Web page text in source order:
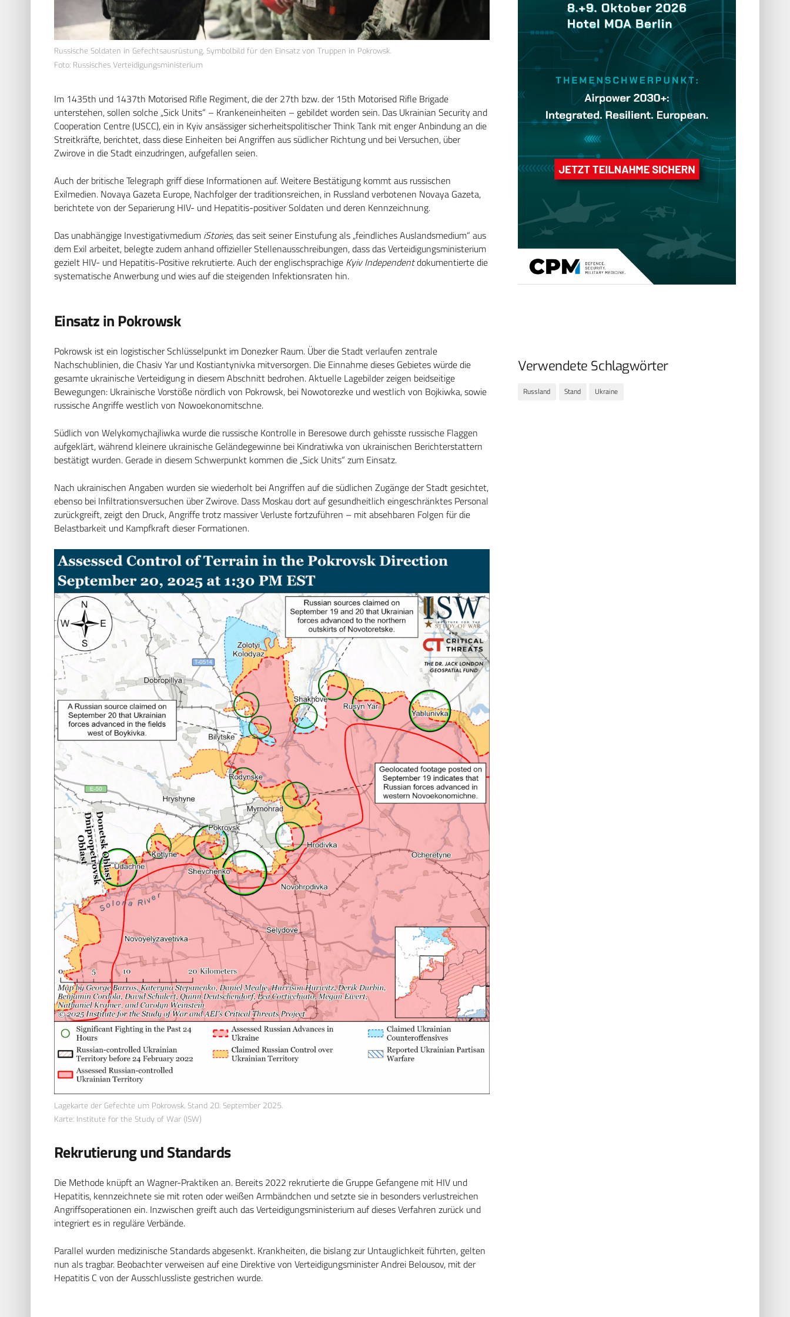
Russische Soldaten in Gefechtsausrüstung, Symbolbild für den Einsatz von Truppen in Pokrowsk.
Foto: Russisches Verteidigungsministerium
Im 1435th und 1437th Motorised Rifle Regiment, die der 27th bzw. der 15th Motorised Rifle Brigade
unterstehen, sollen solche „Sick Units“ – Krankeneinheiten – gebildet worden sein. Das Ukrainian Security and
Cooperation Centre (USCC), ein in Kyiv ansässiger sicherheitspolitischer Think Tank mit enger Anbindung an die
Streitkräfte, berichtet, dass diese Einheiten bei Angriffen aus südlicher Richtung und bei Versuchen, über
Zwirove in die Stadt einzudringen, aufgefallen seien.
Auch der britische Telegraph griff diese Informationen auf. Weitere Bestätigung kommt aus russischen
Exilmedien. Novaya Gazeta Europe, Nachfolger der traditionsreichen, in Russland verbotenen Novaya Gazeta,
berichtete von der Separierung HIV- und Hepatitis-positiver Soldaten und deren Kennzeichnung.
Das unabhängige Investigativmedium iStories, das seit seiner Einstufung als „feindliches Auslandsmedium“ aus
dem Exil arbeitet, belegte zudem anhand offizieller Stellenausschreibungen, dass das Verteidigungsministerium
gezielt HIV- und Hepatitis-Positive rekrutierte. Auch der englischsprachige Kyiv Independentdokumentierte die
systematische Anwerbung und wies auf die steigenden Infektionsraten hin.
Einsatz in Pokrowsk
Pokrowsk ist ein logistischer Schlüsselpunkt im Donezker Raum. Über die Stadt verlaufen zentrale
Nachschublinien, die Chasiv Yar und Kostiantynivka mitversorgen. Die Einnahme dieses Gebietes würde die
gesamte ukrainische Verteidigung in diesem Abschnitt bedrohen. Aktuelle Lagebilder zeigen beidseitige
Bewegungen: Ukrainische Vorstöße nördlich von Pokrowsk, bei Nowotorezke und westlich von Bojkiwka, sowie
russische Angriffe westlich von Nowoekonomitschne.
Südlich von Welykomychajliwka wurde die russische Kontrolle in Beresowe durch gehisste russische Flaggen
aufgeklärt, während kleinere ukrainische Geländegewinne bei Kindratiwka von ukrainischen Berichterstattern
bestätigt wurden. Gerade in diesem Schwerpunkt kommen die „Sick Units“ zum Einsatz.
Nach ukrainischen Angaben wurden sie wiederholt bei Angriffen auf die südlichen Zugänge der Stadt gesichtet,
ebenso bei Infiltrationsversuchen über Zwirove. Dass Moskau dort auf gesundheitlich eingeschränktes Personal
zurückgreift, zeigt den Druck, Angriffe trotz massiver Verluste fortzuführen – mit absehbaren Folgen für die
Belastbarkeit und Kampfkraft dieser Formationen.
Lagekarte der Gefechte um Pokrowsk, Stand 20. September 2025.
Karte: Institute for the Study of War (ISW)
Rekrutierung und Standards
Die Methode knüpft an Wagner-Praktiken an. Bereits 2022 rekrutierte die Gruppe Gefangene mit HIV und
Hepatitis, kennzeichnete sie mit roten oder weißen Armbändchen und setzte sie in besonders verlustreichen
Angriffsoperationen ein. Inzwischen greift auch das Verteidigungsministerium auf dieses Verfahren zurück und
integriert es in reguläre Verbände.
Parallel wurden medizinische Standards abgesenkt. Krankheiten, die bislang zur Untauglichkeit führten, gelten
nun als tragbar. Beobachter verweisen auf eine Direktive von Verteidigungsminister Andrei Belousov, mit der
Hepatitis C von der Ausschlussliste gestrichen wurde.
Verwendete Schlagwörter
Russland Stand Ukraine